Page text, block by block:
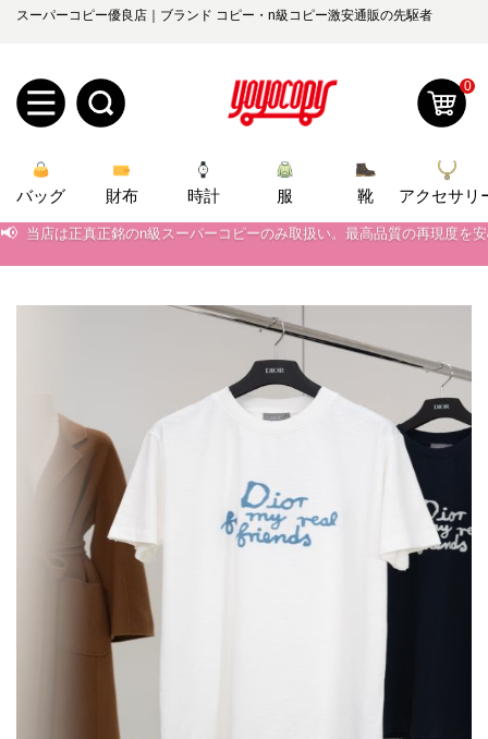
スーパーコピー優良店｜ブランド コピー・n級コピー激安通販の先駆者
規
ユ
ロ
グ
yoyocopys@gmail.com
2026人気特集
バッグ
財布
時計
ズボン
衣装セット
住まい用品
アクセサリー
ベルト
スカーフ
アイフォーンケ
ース
小物
0
バッグ 財布 時計 服 靴 アクセサリ
📢 当店は正真正銘のn級スーパーコピーのみ取扱い。最高品質の再現度を
当店は正真正銘のn級スーパーコピーのみ取扱い。最高品質の再現度を
2026春の新作続々更新中！期間中のご注文でお得な割引をご利用いただ
新作入荷！ルイ・ヴィトンスーパーコピー バッグ最新モデルが登場。